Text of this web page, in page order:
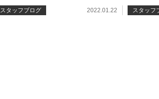
スタッフブログ 2022.01.22 スタッフ